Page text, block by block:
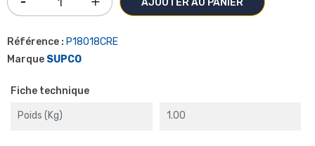
AJOUTER AU PANIER
Référence : P18018CRE
Marque SUPCO
Fiche technique
Poids (kg) 1.00